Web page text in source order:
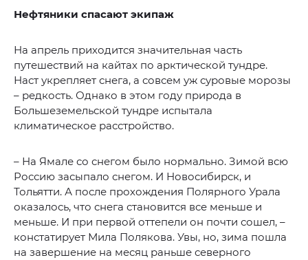
Нефтяники спасают экипаж
На апрель приходится значительная часть
путешествий на кайтах по арктической тундре.
Наст укрепляет снега, а совсем уж суровые морозы
– редкость. Однако в этом году природа в
Большеземельской тундре испытала
климатическое расстройство.
– На Ямале со снегом было нормально. Зимой всю
Россию засыпало снегом. И Новосибирск, и
Тольятти. А после прохождения Полярного Урала
оказалось, что снега становится все меньше и
меньше. И при первой оттепели он почти сошел, –
констатирует Мила Полякова. Увы, но, зима пошла
на завершение на месяц раньше северного